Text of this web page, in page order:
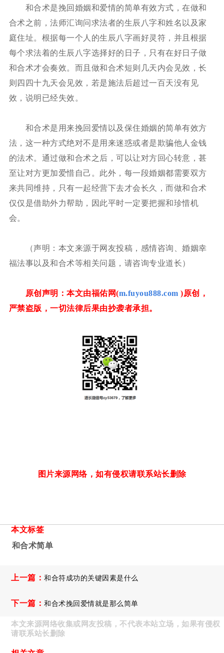
和合术是挽回婚姻和爱情的简单有效方式，在做和
合术之前，法师汇询问求法者的生辰八字和姓名以及家
庭住址。根据每一个人的生辰八字画好灵符，并且根据
每个求法着的生辰八字选择好的日子，只有在好日子做
和合术才会奏效。而且做和合术短则几天内会见效，长
则四四十九天会见效，若是施法后超过一百天没有见
效，说明已经失效。
和合术是用来挽回爱情以及保住婚姻的简单有效方
法，这一种方式绝对不是用来迷惑或者是欺骗他人金钱
的法术。通过做和合术之后，可以让对方回心转意，甚
至让对方更加爱惜自己。此外，每一段婚姻都需要双方
来共同维持，只有一起经营下去才会长久，而做和合术
仅仅是借助外力帮助，因此平时一定要把握和珍惜机
会。
（声明：本文来源于网友投稿，感情咨询、婚姻幸
福法事以及和合术等相关问题，请咨询专业道长）
原创声明：本文由福佑网(m.fuyou888.com )原创，
严禁盗版，一切法律后果由抄袭者承担。
图片来源网络，如有侵权请联系站长删除
本文标签
和合术简单
上一篇：和合符成功的关键因素是什么
下一篇：和合术挽回爱情就是那么简单
本文来源网络收集或网友投稿，不代表本站立场，如果有侵权
请联系站长删除